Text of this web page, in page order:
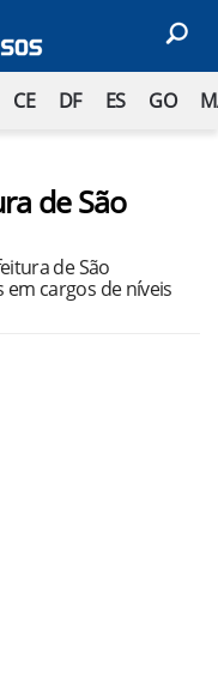
CE DF ES GO
de São
de São
em cargos de níveis